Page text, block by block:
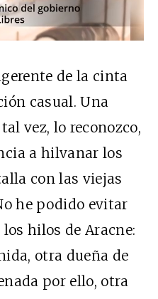
de la cinta
casual. Una
vez, lo reconozco,
a hilvanar los
con las viejas
o he podido evitar
hilos de Aracne:
otra dueña de
por ello, otra